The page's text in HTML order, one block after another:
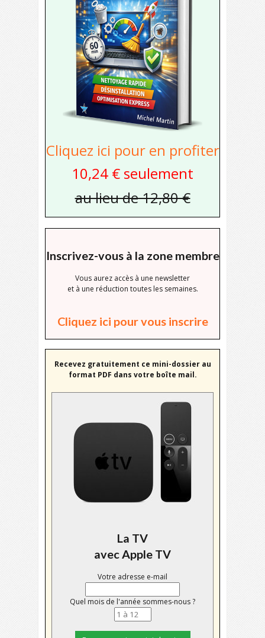
Cliquez ici pour en profiter
10,24 € seulement
au lieu de 12,80 €
Inscrivez-vous à la zone membre
Vous aurez accès à une newsletter
et à une réduction toutes les semaines.
Cliquez ici pour vous inscrire
Recevez gratuitement ce mini-dossier au
format PDF dans votre boîte mail.
La TV
avec Apple TV
Votre adresse e-mail
Quel mois de l'année sommes-nous ?